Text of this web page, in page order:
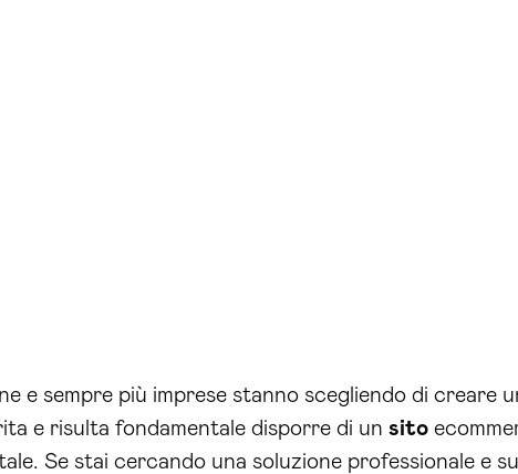
e sempre più imprese stanno scegliendo di creare
e risulta fondamentale disporre di un sito
Se stai cercando una soluzione professionale e